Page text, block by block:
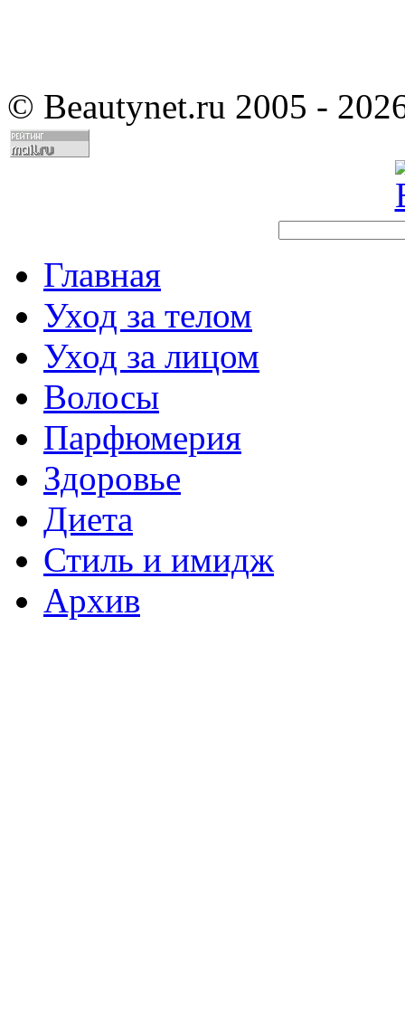
© Beautynet.ru 2005 -
Главная
Уход за телом
Уход за лицом
Волосы
Парфюмерия
Здоровье
Диета
Стиль и имидж
Архив